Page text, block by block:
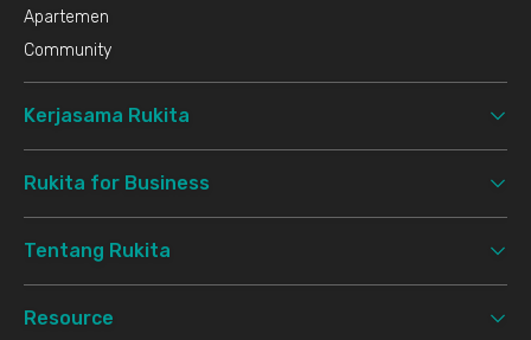
Apartemen
Community
Kerjasama Rukita
Rukita for Business
Tentang Rukita
Resource